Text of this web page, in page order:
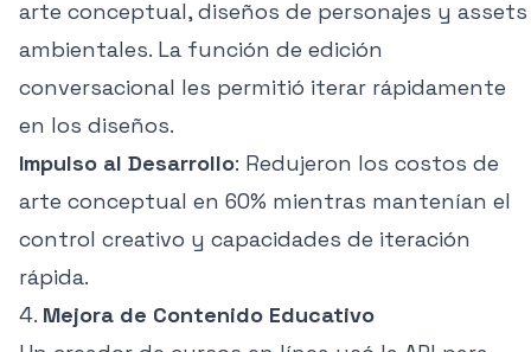
arte conceptual, diseños de personajes y assets
ambientales. La función de edición
conversacional les permitió iterar rápidamente
en los diseños.
Impulso al Desarrollo: Redujeron los costos de
arte conceptual en 60% mientras mantenían el
control creativo y capacidades de iteración
rápida.
4. Mejora de Contenido Educativo